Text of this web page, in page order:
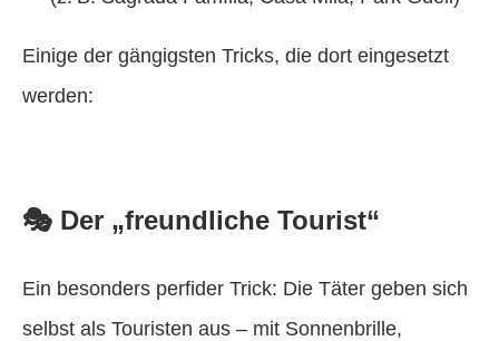
Einige der gängigsten Tricks, die dort eingesetzt
werden:
🎭 Der „freundliche Tourist“
Ein besonders perfider Trick: Die Täter geben sich
selbst als Touristen aus – mit Sonnenbrille,